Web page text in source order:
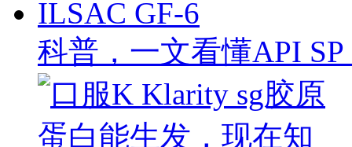
科普，一文看懂API